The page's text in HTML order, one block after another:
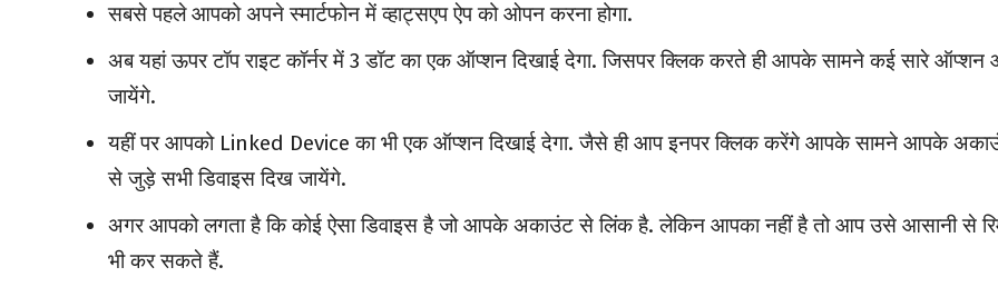
सबसे पहले आपको अपने स्मार्टफोन में व्हाट्सएप ऐप को ओपन करना होगा.
अब यहां ऊपर टॉप राइट कॉर्नर में 3 डॉट का एक ऑप्शन दिखाई देगा. जिसपर क्लिक करते ही आपके सामने कई सारे ऑप्शन
जायेंगे.
यहीं पर आपको Linked Device का भी एक ऑप्शन दिखाई देगा. जैसे ही आप इनपर क्लिक करेंगे आपके सामने आपके
से जुड़े सभी डिवाइस दिख जायेंगे.
अगर आपको लगता है कि कोई ऐसा डिवाइस है जो आपके अकाउंट से लिंक है. लेकिन आपका नहीं है तो आप उसे आसानी से
भी कर सकते हैं.